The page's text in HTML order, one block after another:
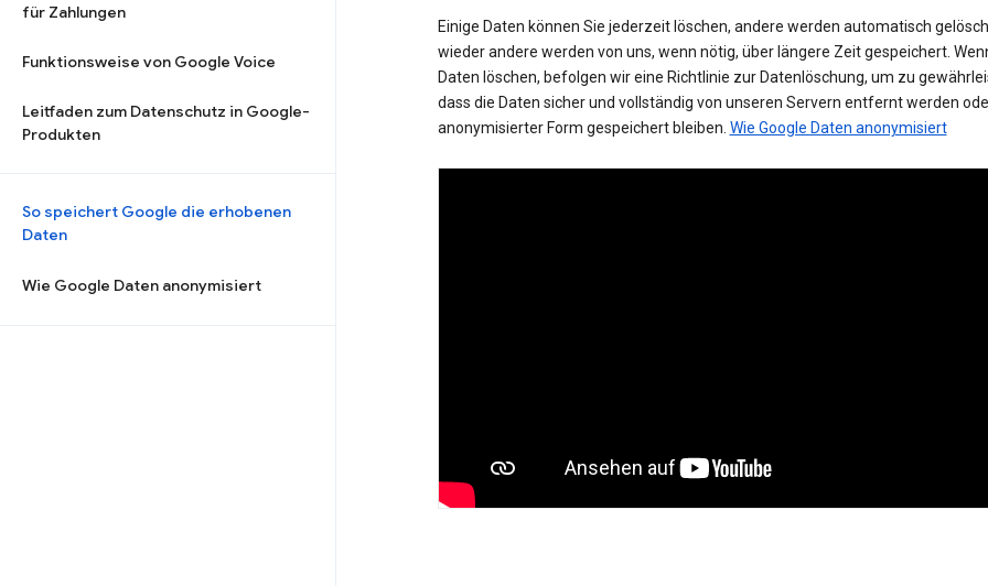
für Zahlungen
Funktionsweise von Google Voice
Leitfaden zum Datenschutz in Google-
Produkten
So speichert Google die erhobenen
Daten
Wie Google Daten anonymisiert
Einige Daten können Sie jederzeit löschen, andere werden automatisch
wieder andere werden von uns, wenn nötig, über längere Zeit gespeichert.
Daten löschen, befolgen wir eine Richtlinie zur Datenlöschung, um zu
dass die Daten sicher und vollständig von unseren Servern entfernt werden
anonymisierter Form gespeichert bleiben. Wie Google Daten anonymisiert